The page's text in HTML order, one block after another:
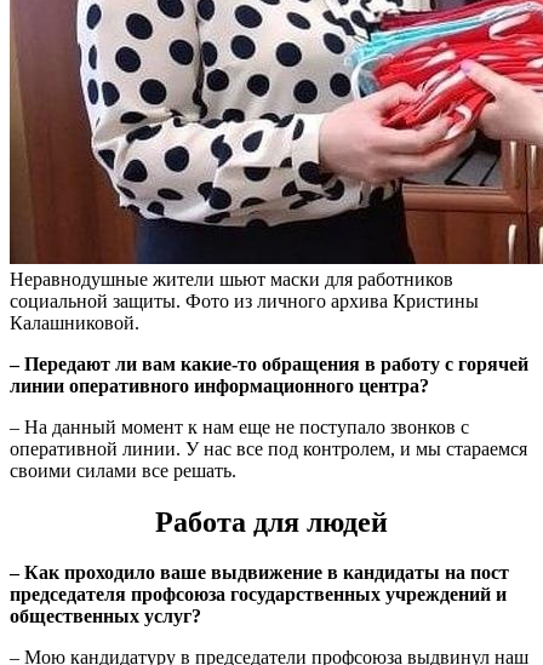
Неравнодушные жители шьют маски для работников
социальной защиты. Фото из личного архива Кристины
Калашниковой.
– Передают ли вам какие-то обращения в работу с горячей
линии оперативного информационного центра?
– На данный момент к нам еще не поступало звонков с
оперативной линии. У нас все под контролем, и мы стараемся
своими силами все решать.
Работа для людей
– Как проходило ваше выдвижение в кандидаты на пост
председателя профсоюза государственных учреждений и
общественных услуг?
– Мою кандидатуру в председатели профсоюза выдвинул наш